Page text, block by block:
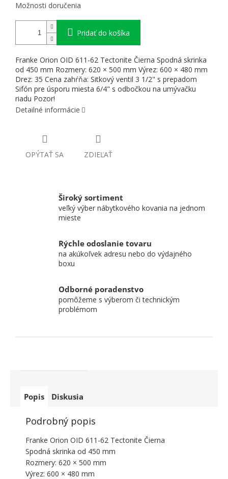
Možnosti doručenia
Pridať do košíka
Franke Orion OID 611-62 Tectonite Čierna Spodná skrinka
od 450 mm Rozmery: 620 × 500 mm Výrez: 600 × 480 mm
Drez: 35 Cena zahŕňa: Sitkový ventil 3 1/2" s prepadom
Sifón pre úsporu miesta 6/4" s odbočkou na umývačku
riadu Pozor!
Detailné informácie
OPÝTAŤ SA ZDIEĽAŤ
Široký sortiment
veľký výber nábytkového kovania na jednom
mieste
Rýchle odoslanie tovaru
na akúkoľvek adresu nebo do výdajného
boxu
Odborné poradenstvo
pomôžeme s výberom či technickým
problémom
Popis Diskusia
Podrobný popis
Franke Orion OID 611-62 Tectonite Čierna
Spodná skrinka od 450 mm
Rozmery: 620 × 500 mm
Výrez: 600 × 480 mm